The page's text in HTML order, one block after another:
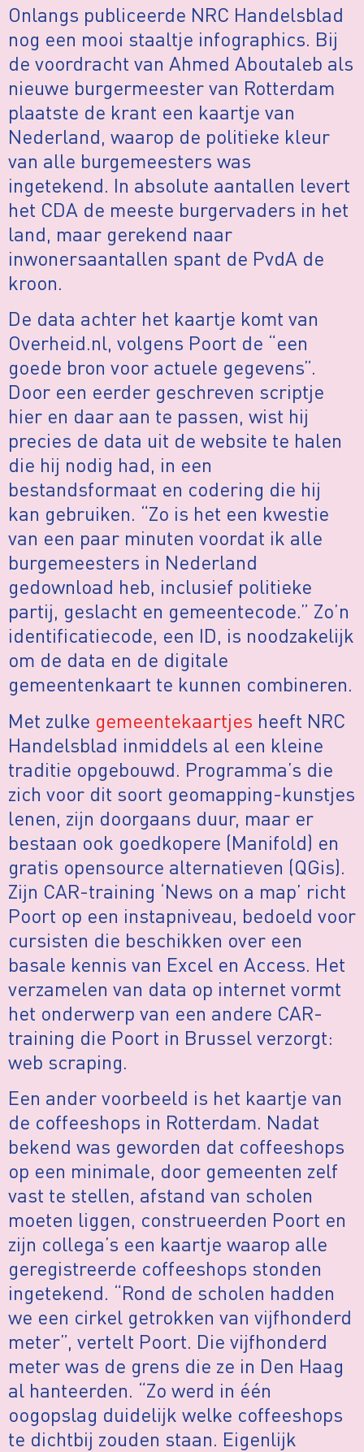
Onlangs publiceerde NRC Handelsblad
nog een mooi staaltje infographics. Bij
de voordracht van Ahmed Aboutaleb als
nieuwe burgermeester van Rotterdam
plaatste de krant een kaartje van
Nederland, waarop de politieke kleur
van alle burgemeesters was
ingetekend. In absolute aantallen levert
het CDA de meeste burgervaders in het
land, maar gerekend naar
inwonersaantallen spant de PvdA de
kroon.
De data achter het kaartje komt van
Overheid.nl, volgens Poort de “een
goede bron voor actuele gegevens”.
Door een eerder geschreven scriptje
hier en daar aan te passen, wist hij
precies de data uit de website te halen
die hij nodig had, in een
bestandsformaat en codering die hij
kan gebruiken. “Zo is het een kwestie
van een paar minuten voordat ik alle
burgemeesters in Nederland
gedownload heb, inclusief politieke
partij, geslacht en gemeentecode.” Zo’n
identificatiecode, een ID, is noodzakelijk
om de data en de digitale
gemeentenkaart te kunnen combineren.
Met zulke gemeentekaartjes heeft NRC
Handelsblad inmiddels al een kleine
traditie opgebouwd. Programma’s die
zich voor dit soort geomapping-kunstjes
lenen, zijn doorgaans duur, maar er
bestaan ook goedkopere (Manifold) en
gratis opensource alternatieven (QGis).
Zijn CAR-training ‘News on a map’ richt
Poort op een instapniveau, bedoeld voor
cursisten die beschikken over een
basale kennis van Excel en Access. Het
verzamelen van data op internet vormt
het onderwerp van een andere CAR-
training die Poort in Brussel verzorgt:
web scraping.
Een ander voorbeeld is het kaartje van
de coffeeshops in Rotterdam. Nadat
bekend was geworden dat coffeeshops
op een minimale, door gemeenten zelf
vast te stellen, afstand van scholen
moeten liggen, construeerden Poort en
zijn collega’s een kaartje waarop alle
geregistreerde coffeeshops stonden
ingetekend. “Rond de scholen hadden
we een cirkel getrokken van vijfhonderd
meter”, vertelt Poort. Die vijfhonderd
meter was de grens die ze in Den Haag
al hanteerden. “Zo werd in één
oogopslag duidelijk welke coffeeshops
te dichtbij zouden staan. Eigenlijk